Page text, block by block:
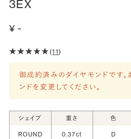
3EX
¥ -
(11)
御成約済みのダイヤモンドです
ンドを変更してください。
シェイプ 重さ 色
ROUND 0.37ct D